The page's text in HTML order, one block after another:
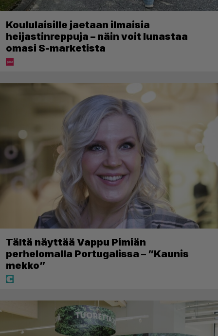
Koululaisille jaetaan ilmaisia
heijastinreppuja – näin voit lunastaa
omasi S-marketista
Tältä näyttää Vappu Pimiän
perhelomalla Portugalissa – ”Kaunis
mekko”